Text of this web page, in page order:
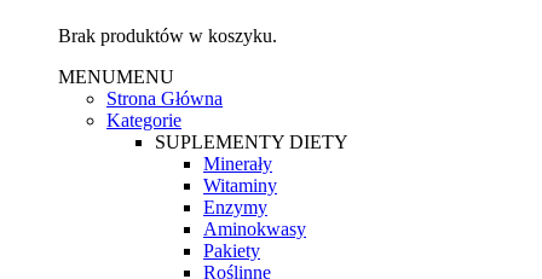
Brak produktów w koszyku.
MENUMENU
Strona Główna
Kategorie
SUPLEMENTY DIETY
Minerały
Witaminy
Enzymy
Aminokwasy
Pakiety
Roślinne